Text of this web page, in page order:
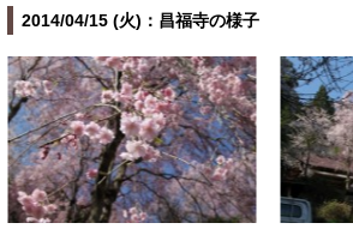
2014/04/15 (火)：昌福寺の様子